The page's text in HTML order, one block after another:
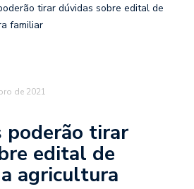
tirar dúvidas sobre edital de
familiar
de 2021
poderão tirar
edital de
agricultura